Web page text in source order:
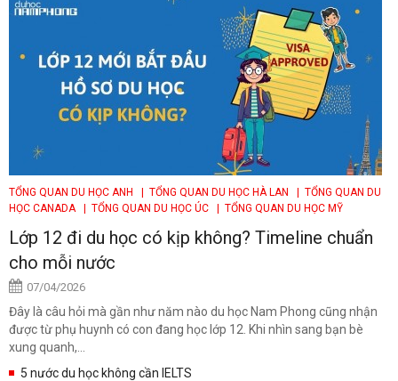
TỔNG QUAN DU HỌC ANH | TỔNG QUAN DU HỌC HÀ LAN
| TỔNG QUAN DU
HỌC CANADA
| TỔNG QUAN DU HỌC ÚC | TỔNG QUAN DU HỌC MỸ
Lớp 12 đi du học có kịp không? Timeline chuẩn
cho mỗi nước
07/04/2026
Đây là câu hỏi mà gần như năm nào du học Nam Phong cũng nhận
được từ phụ huynh có con đang học lớp 12. Khi nhìn sang bạn bè
xung quanh,...
5 nước du học không cần IELTS